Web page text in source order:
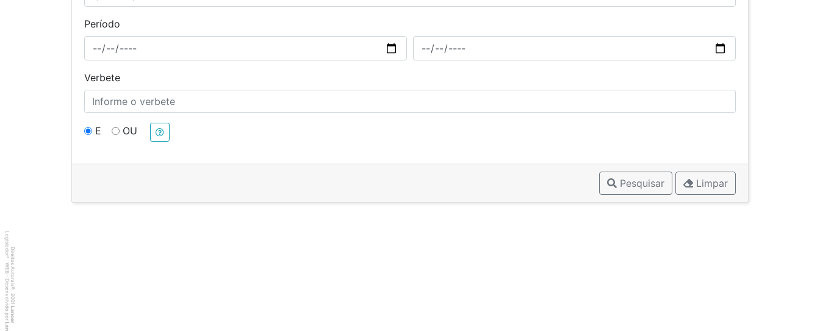
Período
Verbete
E OU
Pesquisar Limpar
Direitos Autorais
©
2001
Lancer
Legislador
®
WEB - Desenvolvido por